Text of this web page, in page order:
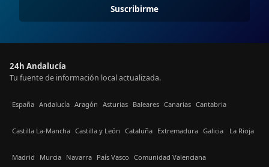
Suscribirme
24h Andalucía
Tu fuente de información local actualizada.
España Andalucía Aragón Asturias Baleares Canarias Cantabria
Castilla La-Mancha Castilla y León Cataluña Extremadura Galicia La Rioja
Madrid Murcia Navarra País Vasco Comunidad Valenciana